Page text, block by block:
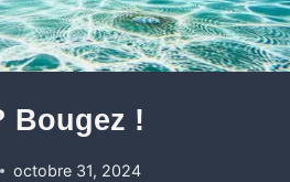
Bougez !
octobre 31, 2024